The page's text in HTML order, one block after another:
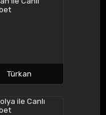
Türkan